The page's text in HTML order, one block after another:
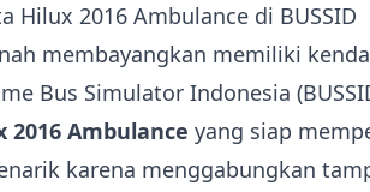
Hilux 2016 Ambulance di BUSSID
membayangkan memiliki
Bus Simulator Indonesia
2016 Ambulance yang siap
karena menggabungkan